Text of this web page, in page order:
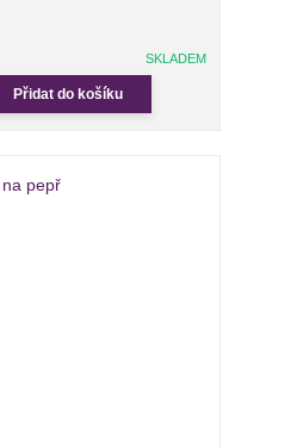
SKLADEM
Přidat do košíku